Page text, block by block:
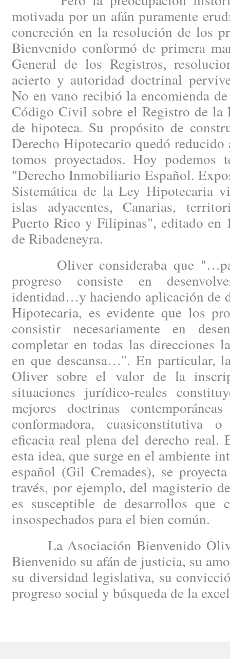
motivada por un afán puramente
concreción en la resolución de los
Bienvenido conformó de primera
General de los Registros,
acierto y autoridad doctrinal
No en vano recibió la encomienda
Código Civil sobre el Registro de la
de hipoteca. Su propósito de
Derecho Hipotecario quedó
tomos proyectados. Hoy podemos
"Derecho Inmobiliario Español.
Sistemática de la Ley Hipotecaria
islas adyacentes, Canarias,
Puerto Rico y Filipinas", editado en
de Ribadeneyra.
Oliver consideraba que
progreso consiste en
identidad…y haciendo aplicación de
Hipotecaria, es evidente que los
consistir necesariamente en
completar en todas las direcciones
en que descansa…". En particular,
Oliver sobre el valor de la
situaciones jurídico-reales
mejores doctrinas
conformadora, cuasiconstitutiva
eficacia real plena del derecho real.
esta idea, que surge en el ambiente
español (Gil Cremades), se
través, por ejemplo, del magisterio
es susceptible de desarrollos que
insospechados para el bien común.
La Asociación Bienvenido
Bienvenido su afán de justicia, su
su diversidad legislativa, su
progreso social y búsqueda de la